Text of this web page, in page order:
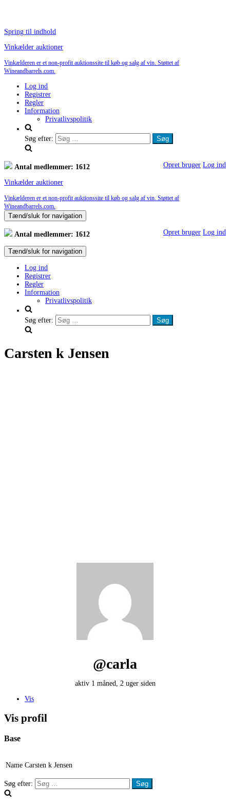
Spring til indhold
Vinkælder auktioner
Vinkælderen er et non-profit auktionssite til køb og salg af vin. Støttet af
Wineandbarrels.com.
Log ind
Registrer
Regler
Information
Privatlivspolitik
Søg efter:
Antal medlemmer: 1612 Opret bruger Log ind
Vinkælder auktioner
Vinkælderen er et non-profit auktionssite til køb og salg af vin. Støttet af
Wineandbarrels.com.
Tænd/sluk for navigation
Antal medlemmer: 1612 Opret bruger Log ind
Tænd/sluk for navigation
Log ind
Registrer
Regler
Information
Privatlivspolitik
Søg efter:
Carsten k Jensen
@carla
aktiv 1 måned, 2 uger siden
Vis
Vis profil
Base
Name Carsten k Jensen
Søg efter: